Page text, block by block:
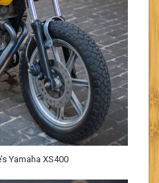
Yamaha XS400